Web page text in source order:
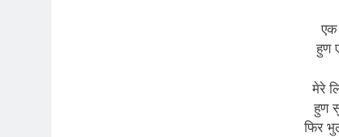
एक
हुण
मेरे
हुण
फिर